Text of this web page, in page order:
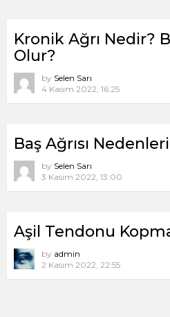
Kronik Ağrı Nedir?
Olur?
by Selen Sarı
4 Kasım 2022, 16:25
Baş Ağrısı
by Selen Sarı
3 Kasım 2022, 13:00
Aşil Tendonu
by admin
2 Kasım 2022, 22:55